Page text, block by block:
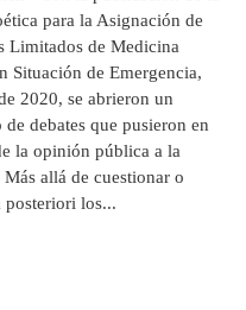
para la Asignación de
Limitados de Medicina
Situación de Emergencia,
2020, se abrieron un
debates que pusieron en
la opinión pública a la
allá de cuestionar o
posteriori los...